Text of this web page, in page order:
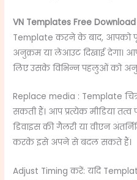
VN Templates Free Download
Template करने के बाद, आपको
अनुक्रम या लेआउट दिखाई देगा।
लिए उसके विभिन्न पहलुओं को
Replace media : Template
सकती हैं। आप प्रत्येक मीडिया
डिवाइस की गैलरी या वीएन
करके इसे अपने से बदल सकते हैं।
Adjust Timing करें: यदि